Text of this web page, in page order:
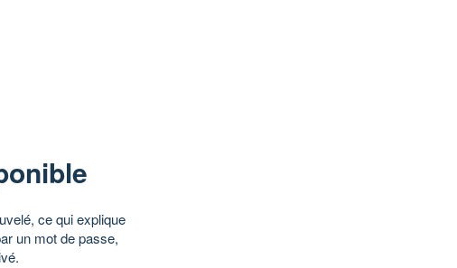
ce qui explique
un mot de passe,